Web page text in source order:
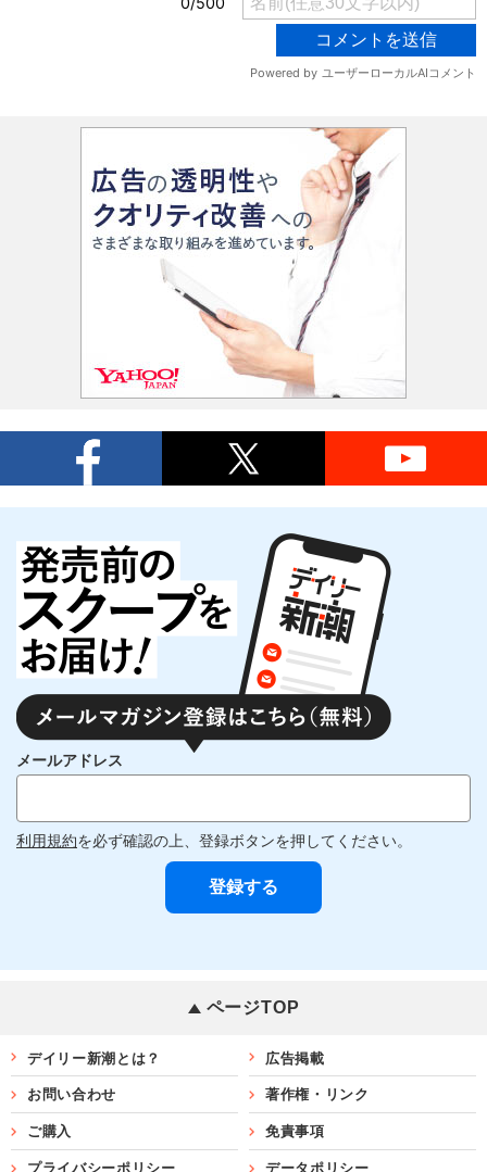
メールアドレス
利用規約を必ず確認の上、登録ボタンを押してください。
ページTOP
デイリー新潮とは？ 広告掲載
お問い合わせ 著作権・リンク
ご購入 免責事項
プライバシーポリシー データポリシー